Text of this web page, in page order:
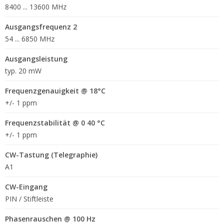
8400 ... 13600 MHz
Ausgangsfrequenz 2
54 ... 6850 MHz
Ausgangsleistung
typ. 20 mW
Frequenzgenauigkeit @ 18°C
+/- 1 ppm
Frequenzstabilität @ 0 40 °C
+/- 1 ppm
CW-Tastung (Telegraphie)
A1
CW-Eingang
PIN / Stiftleiste
Phasenrauschen @ 100 Hz